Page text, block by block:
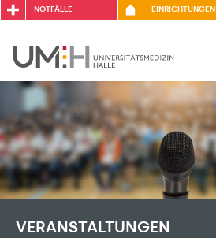
NOTFÄLLE EINRICHTUNGEN
VERANSTALTUNGEN